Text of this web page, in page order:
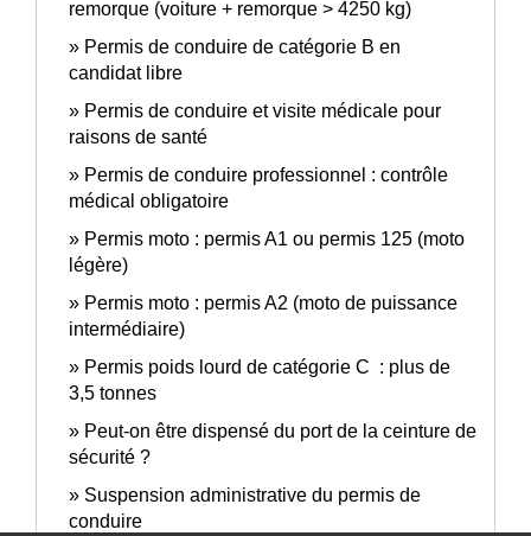
remorque (voiture + remorque > 4250 kg)
Permis de conduire de catégorie B en
candidat libre
Permis de conduire et visite médicale pour
raisons de santé
Permis de conduire professionnel : contrôle
médical obligatoire
Permis moto : permis A1 ou permis 125 (moto
légère)
Permis moto : permis A2 (moto de puissance
intermédiaire)
Permis poids lourd de catégorie C : plus de
3,5 tonnes
Peut-on être dispensé du port de la ceinture de
sécurité ?
Suspension administrative du permis de
conduire